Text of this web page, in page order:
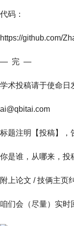
代码：
https://github.com/
— 完 —
学术投稿请于使命日
ai@qbitai.com
标题注明【投稿】，
你是谁，从哪来，投
附上论文 / 技俩主页
咱们会（尽量）实时